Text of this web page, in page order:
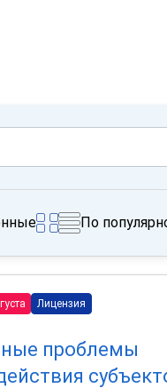
По
Лицензия
проблемы